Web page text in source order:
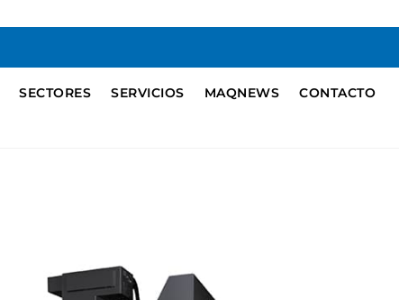
SECTORES SERVICIOS MAQNEWS CONTACTO